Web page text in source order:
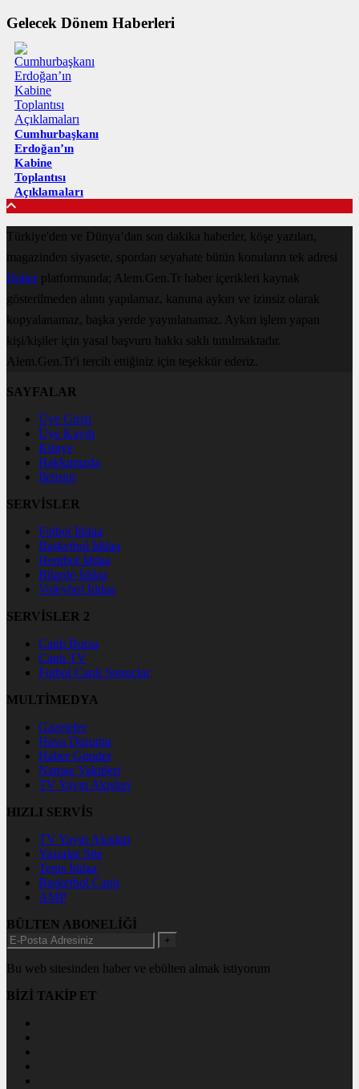
Gelecek Dönem Haberleri
Cumhurbaşkanı
Erdoğan’ın
Kabine
Toplantısı
Açıklamaları
Türkiye'den ve Dünya’dan son dakika haberler, köşe yazıları,
magazinden siyasete, spordan seyahate bütün konuların tek adresi
Haberplatformunda; Alem.Gen.Tr haber içerikleri kaynak
gösterilmeden alıntı yapılamaz, kanuna aykırı ve izinsiz olarak
kopyalanamaz, başka yerde yayınlanamaz. Aykırı işlem yapan
kişi/kişiler için yasal başvuru hakkı saklı tutulmaktadır.
Alem.Gen.Tr'i tercih ettiğiniz için teşekkür ederiz.
SAYFALAR
Üye Girişi
Üye Kaydı
Künye
Hakkımızda
İletişim
SERVİSLER
Futbol İddaa
Basketbol İddaa
Hentbol İddaa
Bilardo İddaa
Voleybol İddaa
SERVİSLER 2
Canlı Borsa
Canlı TV
Futbol Canlı Sonuçlar
MULTİMEDYA
Gazeteler
Hava Durumu
Haber Gönder
Namaz Vakitleri
TV Yayın Akışları
HIZLI SERVİS
TV Yayın Akışları
Yazarlar Site
Tenis İddaa
Basketbol Canlı
AMP
BÜLTEN ABONELİĞİ
+
Bu web sitesinden haber ve ebülten almak istiyorum
BİZİ TAKİP ET